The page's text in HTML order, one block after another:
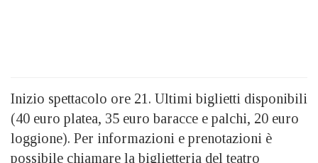
Inizio spettacolo ore 21. Ultimi biglietti disponibili
(40 euro platea, 35 euro baracce e palchi, 20 euro
loggione). Per informazioni e prenotazioni è
possibile chiamare la biglietteria del teatro